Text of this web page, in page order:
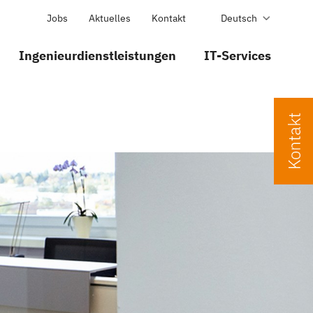
Jobs Aktuelles Kontakt Deutsch
Ingenieurdienstleistungen IT-Services